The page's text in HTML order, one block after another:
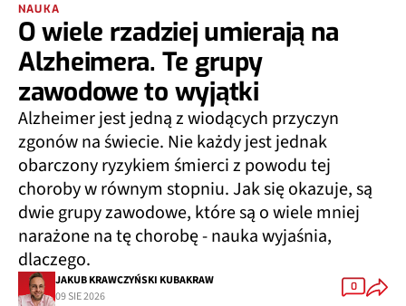
NAUKA
O wiele rzadziej umierają na
Alzheimera. Te grupy
zawodowe to wyjątki
Alzheimer jest jedną z wiodących przyczyn
zgonów na świecie. Nie każdy jest jednak
obarczony ryzykiem śmierci z powodu tej
choroby w równym stopniu. Jak się okazuje, są
dwie grupy zawodowe, które są o wiele mniej
narażone na tę chorobę - nauka wyjaśnia,
dlaczego.
JAKUB KRAWCZYŃSKI KUBAKRAW
09 SIE 2026
0